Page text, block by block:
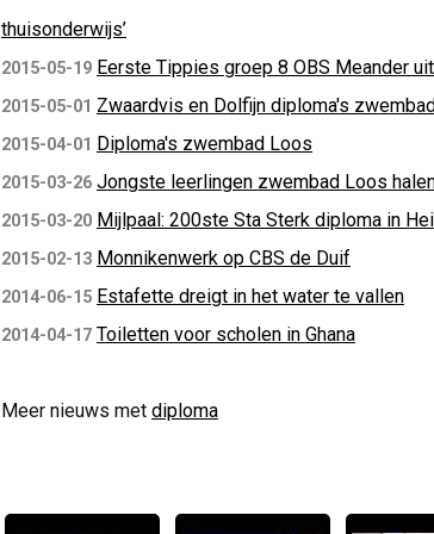
thuisonderwijs’
2015-05-19 Eerste Tippies groep 8 OBS Meander
2015-05-01 Zwaardvis en Dolfijn diploma's
2015-04-01 Diploma's zwembad Loos
2015-03-26 Jongste leerlingen zwembad Loos
2015-03-20 Mijlpaal: 200ste Sta Sterk diploma in
2015-02-13 Monnikenwerk op CBS de Duif
2014-06-15 Estafette dreigt in het water te vallen
2014-04-17 Toiletten voor scholen in Ghana
Meer nieuws met diploma